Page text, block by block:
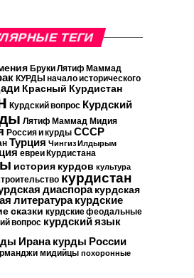
ТЕГИ
Бруки Лятиф Маммад
КУРДЫ начало исторического
Красный Курдистан
Курдский вопрос Курдский
Лятиф Маммад Мидия
Россия и курды СССР
Турция Чингиз Илдырым
евреи Курдистана
история курдов культура
курдистан
диаспора курдская
литература курдские
сказки курдские феодальные
вопрос курдский язык
Ирана курды России
мидийцы похоронные